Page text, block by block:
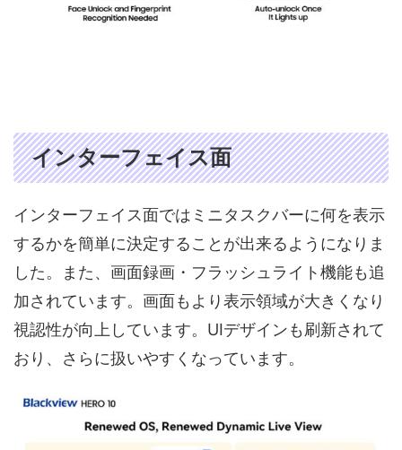
インターフェイス面
インターフェイス面ではミニタスクバーに何を表示
するかを簡単に決定することが出来るようになりま
した。また、画面録画・フラッシュライト機能も追
加されています。画面もより表示領域が大きくなり
視認性が向上しています。UIデザインも刷新されて
おり、さらに扱いやすくなっています。